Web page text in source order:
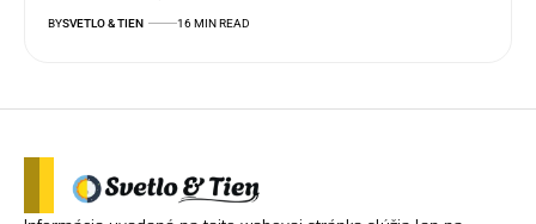
BYSVETLO & TIEN 16 MIN READ